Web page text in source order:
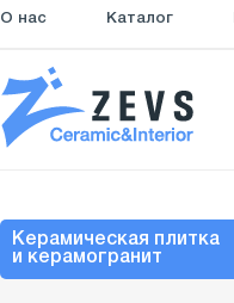
О нас Каталог
Керамическая плитка
и керамогранит